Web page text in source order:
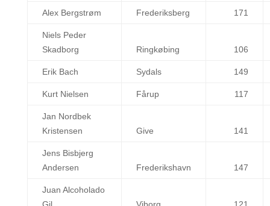
Alex Bergstrøm Frederiksberg 171
Niels Peder
Skadborg
Ringkøbing 106
Erik Bach Sydals 149
Kurt Nielsen Fårup 117
Jan Nordbek
Kristensen
Give 141
Jens Bisbjerg
Andersen
Frederikshavn 147
Juan Alcoholado
Gil
Viborg 121